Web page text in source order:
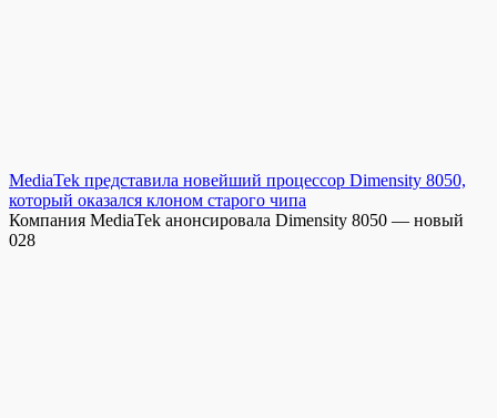
MediaTek представила новейший процессор Dimensity 8050,
который оказался клоном старого чипа
Компания MediaTek анонсировала Dimensity 8050 — новый
028